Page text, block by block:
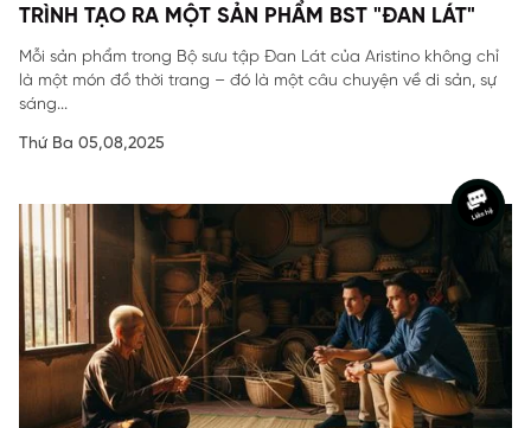
TRÌNH TẠO RA MỘT SẢN PHẨM BST "ĐAN LÁT"
Mỗi sản phẩm trong Bộ sưu tập Đan Lát của Aristino không chỉ
là một món đồ thời trang – đó là một câu chuyện về di sản, sự
sáng...
Thứ Ba 05,08,2025